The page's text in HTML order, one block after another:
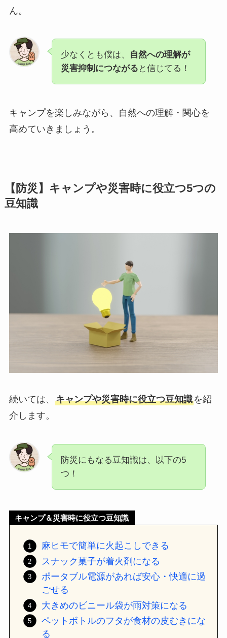
ん。
少なくとも僕は、
自然への理解が
災害抑制につながる と信じてる！
キャンプを楽しみながら、自然への理解・関心を
高めていきましょう。
【防災】キャンプや災害時に役立つ5つの
豆知識
続いては、 キャンプや災害時に役立つ豆知識を紹
介します。
防災にもなる豆知識は、以下の5
つ！
キャンプ＆災害時に役立つ豆知識
麻ヒモで簡単に火起こしできる
スナック菓子が着火剤になる
ポータブル電源があれば安心・快適に過
ごせる
大きめのビニール袋が雨対策になる
ペットボトルのフタが食材の皮むきにな
る